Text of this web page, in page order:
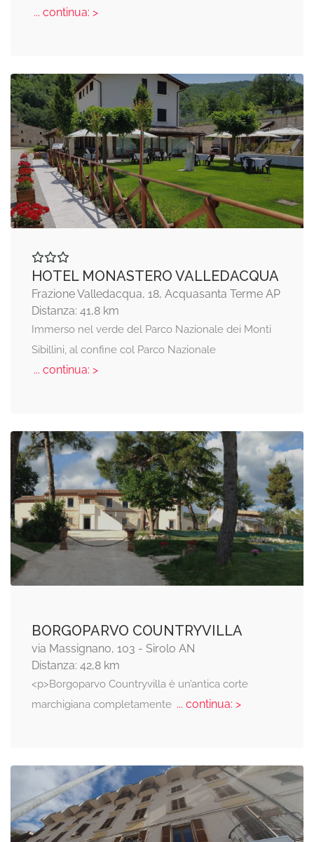
... continua: >
HOTEL MONASTERO VALLEDACQUA
Frazione Valledacqua, 18, Acquasanta Terme AP
Distanza: 41,8 km
Immerso nel verde del Parco Nazionale dei Monti
Sibillini, al confine col Parco Nazionale
... continua: >
BORGOPARVO COUNTRYVILLA
via Massignano, 103 - Sirolo AN
Distanza: 42,8 km
<p>Borgoparvo Countryvilla è un’antica corte
marchigiana completamente... continua: >